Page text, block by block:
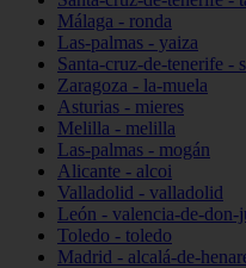
Málaga - ronda
Las-palmas - yaiza
Santa-cruz-de-tenerife -
Zaragoza - la-muela
Asturias - mieres
Melilla - melilla
Las-palmas - mogán
Alicante - alcoi
Valladolid - valladolid
León - valencia-de-don-
Toledo - toledo
Madrid - alcalá-de-